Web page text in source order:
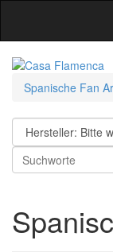
Spanische Fan